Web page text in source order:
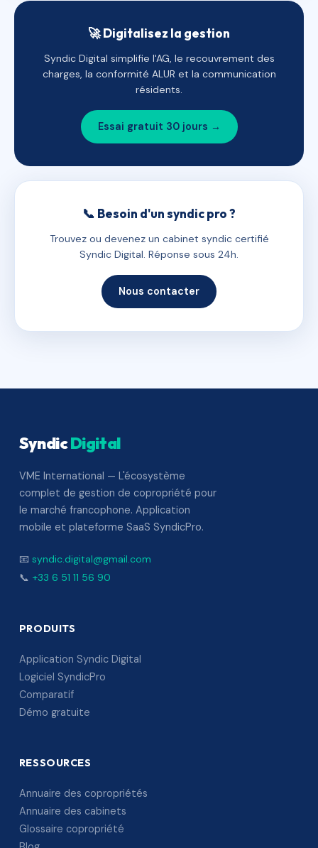
🚀 Digitalisez la gestion
Syndic Digital simplifie l'AG, le recouvrement des
charges, la conformité ALUR et la communication
résidents.
Essai gratuit 30 jours →
📞 Besoin d'un syndic pro ?
Trouvez ou devenez un cabinet syndic certifié
Syndic Digital. Réponse sous 24h.
Nous contacter
SyndicDigital
VME International — L'écosystème
complet de gestion de copropriété pour
le marché francophone. Application
mobile et plateforme SaaS SyndicPro.
📧 syndic.digital@gmail.com
📞 +33 6 51 11 56 90
PRODUITS
Application Syndic Digital
Logiciel SyndicPro
Comparatif
Démo gratuite
RESSOURCES
Annuaire des copropriétés
Annuaire des cabinets
Glossaire copropriété